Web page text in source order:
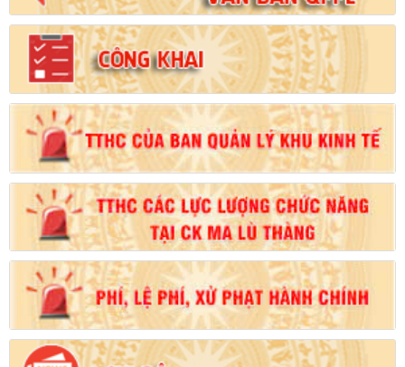
Số:102/2024/NĐ-CP
Tên:(Nghị định Quy định chi tiết thi hành một số điều của Luật
Đất đai)
Ngày ban hành: (21/08/2024)
Số:103/2024/NĐ-CP
Tên:(Nghị định Quy định về tiền sử dụng đất, tiền thuê đất)